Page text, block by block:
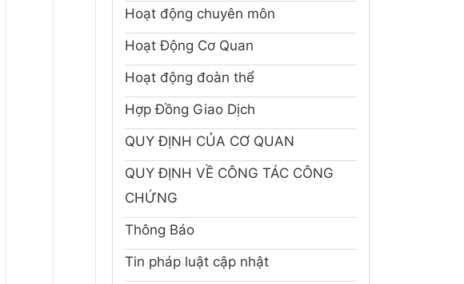
Hoạt động chuyên môn
Hoạt Động Cơ Quan
Hoạt động đoàn thể
Hợp Đồng Giao Dịch
QUY ĐỊNH CỦA CƠ QUAN
QUY ĐỊNH VỀ CÔNG TÁC CÔNG
CHỨNG
Thông Báo
Tin pháp luật cập nhật